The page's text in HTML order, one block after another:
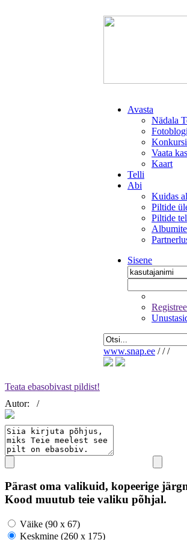
Avasta
Nädala
Fotoblogi
Vaata
Kaart
Telli
Abi
Kuidas
Piltide
Piltide
Sisene
www.snap.ee / / /
Teata ebasobivast pildist!
Autor:
/
Pärast oma valikuid, kopeerige
Kood muutub teie valiku põhjal.
Väike (90 x 67)
Keskmine (260 x 175)